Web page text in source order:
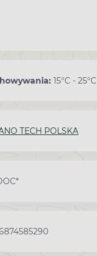
15°C - 25°C
TECH POLSKA